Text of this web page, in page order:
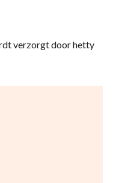
verzorgt door hetty